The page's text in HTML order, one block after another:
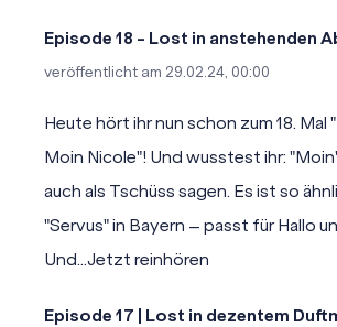
Episode 18 - Lost in anstehenden
veröffentlicht am 29.02.24, 00:00
Heute hört ihr nun schon zum 18. Mal
Moin Nicole"! Und wusstest ihr:
auch als Tschüss sagen. Es ist so
"Servus" in Bayern – passt für Hallo
Und...Jetzt reinhören
Episode 17 | Lost in dezentem